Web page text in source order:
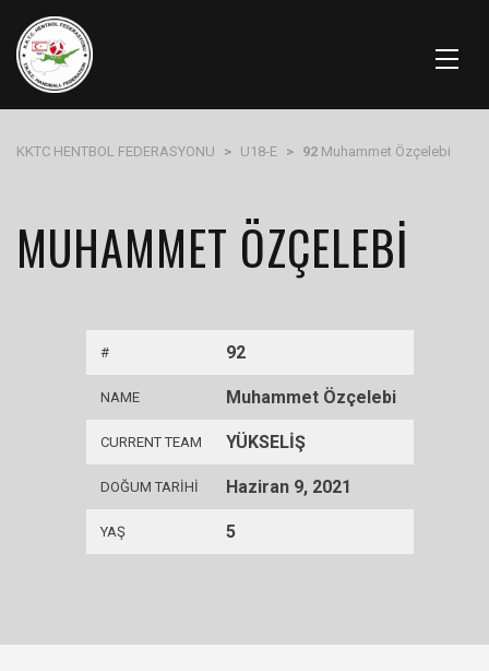
KKTC HENTBOL FEDERASYONU > U18-E > 92 Muhammet Özçelebi
MUHAMMET ÖZÇELEBI
# 92
NAME Muhammet Özçelebi
CURRENT TEAM YÜKSELİŞ
DOĞUM TARIHI Haziran 9, 2021
YAŞ 5